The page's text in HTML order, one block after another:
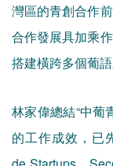
灣區的青創合作
合作發展具加乘
搭建橫跨多個葡
林家偉總結“中葡
的工作成效，已